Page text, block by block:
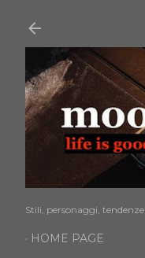
Stili, personaggi, tendenze
HOME PAGE